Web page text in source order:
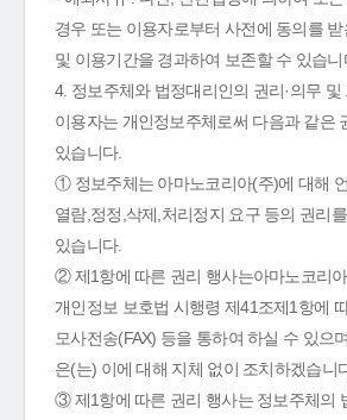
경우 또는 이용자로부터 사전에 동의를
및 이용기간을 경과하여 보존할 수 있습니
4. 정보주체와 법정대리인의 권리·의무 및
이용자는 개인정보주체로써 다음과 같은
있습니다.
① 정보주체는 아마노코리아(주)에 대해
열람,정정,삭제,처리정지 요구 등의 권리
있습니다.
② 제1항에 따른 권리 행사는아마노코리
개인정보 보호법 시행령 제41조제1항에
모사전송(FAX) 등을 통하여 하실 수 있으
은(는) 이에 대해 지체 없이 조치하겠습니
③ 제1항에 따른 권리 행사는 정보주체의